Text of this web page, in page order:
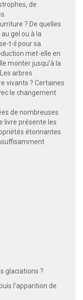
de
? De quelles
gel ou à la
t-il pour sa
met-elle en
monter jusqu’à la
arbres
vivants ? Certaines
le changement
de nombreuses
livre présente les
étonnantes
glaciations ?
l’apparition de